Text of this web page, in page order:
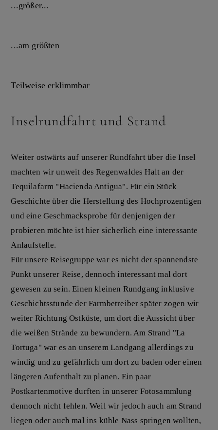
...größer...
...am größten
Teilweise erklimmbar
Inselrundfahrt und Strand
Weiter ostwärts auf unserer Rundfahrt über die Insel
machten wir unweit des Regenwaldes Halt an der
Tequilafarm "Hacienda Antigua". Für ein Stück
Geschichte über die Herstellung des Hochprozentigen
und eine Geschmacksprobe für denjenigen der
probieren möchte ist hier sicherlich eine interessante
Anlaufstelle.
Für unsere Reisegruppe war es nicht der spannendste
Punkt unserer Reise, dennoch interessant mal dort
gewesen zu sein. Einen kleinen Rundgang inklusive
Geschichtsstunde der Farmbetreiber später zogen wir
weiter Richtung Ostküste, um dort die Aussicht über
die weißen Strände zu bewundern. Am Strand "La
Tortuga" war es an unserem Landgang allerdings zu
windig und zu gefährlich um dort zu baden oder einen
längeren Aufenthalt zu planen. Ein paar
Postkartenmotive durften in unserer Fotosammlung
dennoch nicht fehlen. Weil wir jedoch auch am Strand
liegen oder auch mal ins kühle Nass springen wollten,